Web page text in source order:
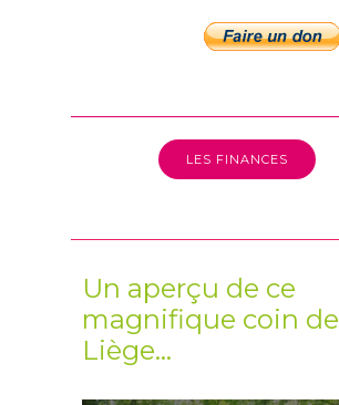
LES FINANCES
Un aperçu de ce
magnifique coin de
Liège…